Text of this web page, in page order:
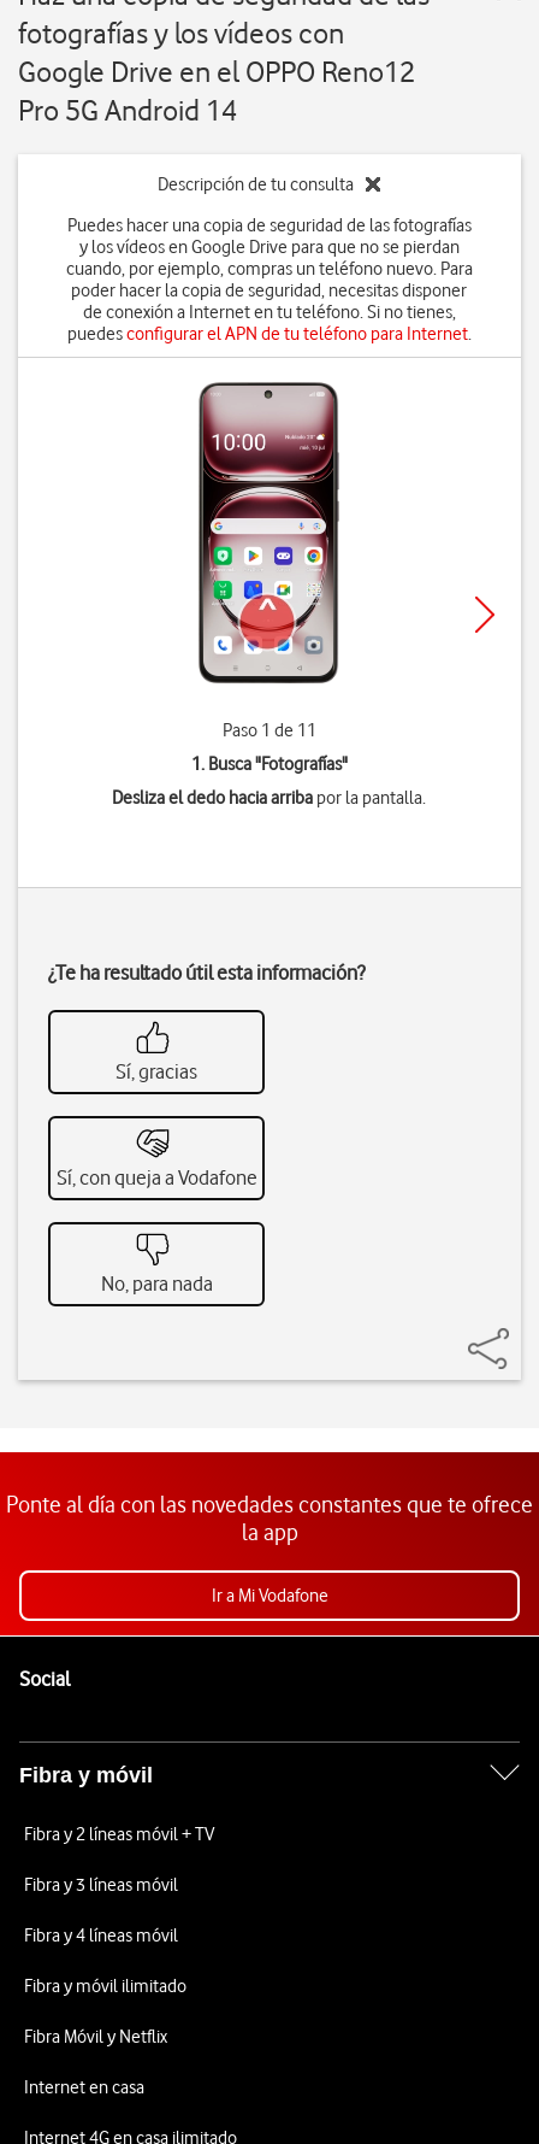
fotografías y los vídeos con
Google Drive en el OPPO Reno12
Pro 5G Android 14
Descripción de tu consulta
Puedes hacer una copia de seguridad de las fotografías
y los vídeos en Google Drive para que no se pierdan
cuando, por ejemplo, compras un teléfono nuevo. Para
poder hacer la copia de seguridad, necesitas disponer
de conexión a Internet en tu teléfono. Si no tienes,
puedesconfigurar el APN de tu teléfono para Internet.
Paso 1 de 11
1. Busca "Fotografías"
Desliza el dedo hacia arriba por la pantalla.
¿Te ha resultado útil esta información?
Sí, gracias
Sí, con queja a Vodafone
No, para nada
Ponte al día con las novedades constantes que te ofrece
la app
Ir a Mi Vodafone
SocialEnlaces a las redes sociales de Vodafone
Fibra y móvil
Fibra y 2 líneas móvil + TV
Fibra y 3 líneas móvil
Fibra y 4 líneas móvil
Fibra y móvil ilimitado
Fibra Móvil y Netflix
Internet en casa
Internet 4G en casa ilimitado